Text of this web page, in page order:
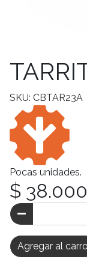
SKU: CBTAR23A
Pocas unidades.
$ 38.000
Agregar al carro